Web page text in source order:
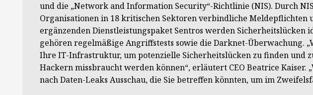
und die „Network and Information Security“-Richtlinie (NIS). Durch
Organisationen in 18 kritischen Sektoren verbindliche Meldepflichten
ergänzenden Dienstleistungspaket Sentros werden Sicherheitslücken
gehören regelmäßige Angriffstests sowie die Darknet-Überwachung.
Ihre IT-Infrastruktur, um potenzielle Sicherheitslücken zu finden und
Hackern missbraucht werden können“, erläutert CEO Beatrice Kaiser.
nach Daten-Leaks Ausschau, die Sie betreffen könnten, um im